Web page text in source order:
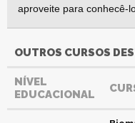
aproveite para conhecê-
OUTROS CURSOS
NÍVEL
EDUCACIONAL